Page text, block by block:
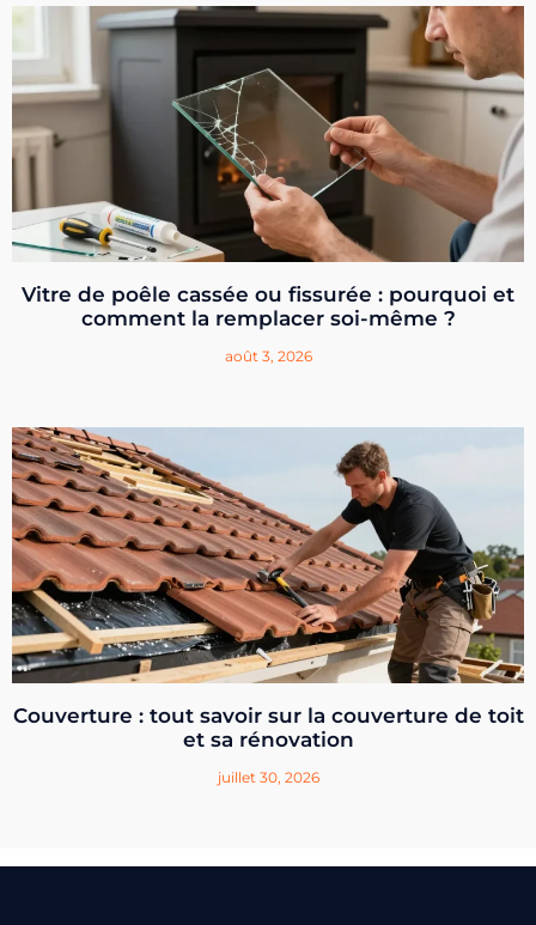
Vitre de poêle cassée ou fissurée : pourquoi et
comment la remplacer soi-même ?
août 3, 2026
Couverture : tout savoir sur la couverture de toit
et sa rénovation
juillet 30, 2026